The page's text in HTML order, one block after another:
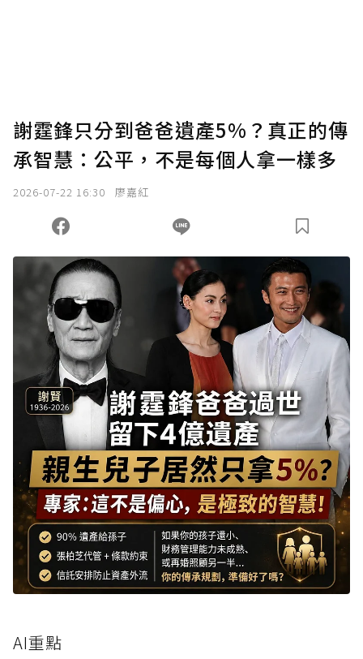
謝霆鋒只分到爸爸遺產5%？真正的傳
承智慧：公平，不是每個人拿一樣多
2026-07-22 16:30 廖嘉紅
AI重點